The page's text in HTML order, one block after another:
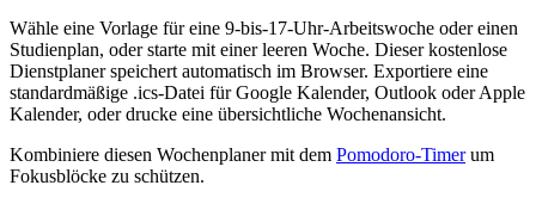
Wähle eine Vorlage für eine 9-bis-17-Uhr-Arbeitswoche oder einen
Studienplan, oder starte mit einer leeren Woche. Dieser kostenlose
Dienstplaner speichert automatisch im Browser. Exportiere eine
standardmäßige .ics-Datei für Google Kalender, Outlook oder Apple
Kalender, oder drucke eine übersichtliche Wochenansicht.
Kombiniere diesen Wochenplaner mit dem Pomodoro-Timerum
Fokusblöcke zu schützen.